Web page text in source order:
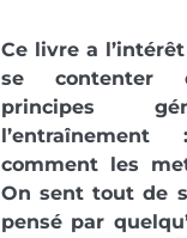
Ce livre a
se contenter
principes
comment les
On sent tout de
pensé par